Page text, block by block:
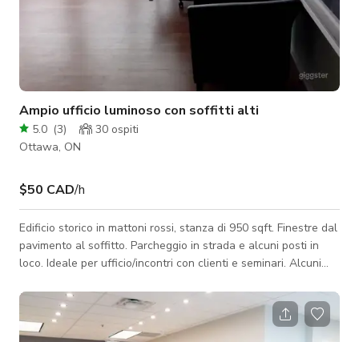
Ampio ufficio luminoso con soffitti alti
5.0 (3) 30 ospiti
Ottawa, ON
$50 CAD/h
Edificio storico in mattoni rossi, stanza di 950 sqft. Finestre dal
pavimento al soffitto. Parcheggio in strada e alcuni posti in
loco. Ideale per ufficio/incontri con clienti e seminari. Alcuni
aggiuntivi. Di fronte al ponte per Sandyhill. Fermata
dell'autobus in loco. Include utenze e pulizia ufficio. Sedie,
scrivanie e anche computer disponibili. $250/giorno o affitto a